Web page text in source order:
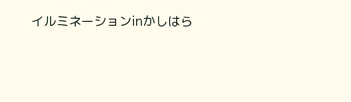
イルミネーションinかしはら